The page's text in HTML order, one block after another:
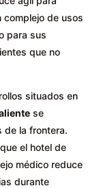
de usos
para sus
que no
situados en
se
de la frontera.
el hotel de
médico reduce
durante